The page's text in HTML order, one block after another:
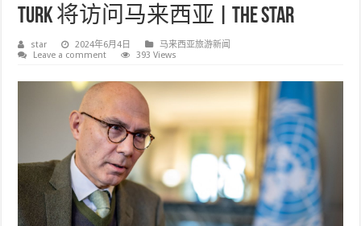
Turk 将访问马来西亚 | The Star
star 2024年6月4日
马来西亚旅游新闻
Leave a comment
393 Views